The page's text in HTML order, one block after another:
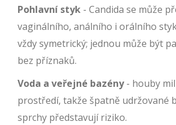
Pohlavní styk - Candida se může
vaginálního, análního i orálního
vždy symetrický; jednou může být
bez příznaků.
Voda a veřejné bazény- houby
prostředí, takže špatně udržované
sprchy představují riziko.